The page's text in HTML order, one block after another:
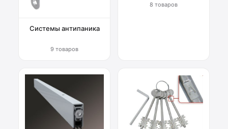
Системы антипаника
9 товаров
8 товаров